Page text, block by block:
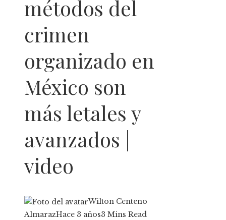
métodos del
crimen
organizado en
México son
más letales y
avanzados |
video
Wilton Centeno
AlmarazHace 3 años3 Mins Read